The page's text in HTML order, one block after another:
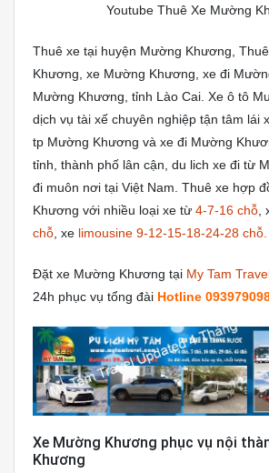
Youtube Thuê Xe Mường
Thuê xe tại huyện Mường Khương,
Khương, xe Mường Khương, xe đi
Mường Khương, tỉnh Lào Cai. Xe ô tô
dịch vụ tài xế chuyên nghiệp tận tâm lái
tp Mường Khương và xe đi Mường
tỉnh, thành phố lân cận, du lich xe đi từ
đi muôn nơi tại Việt Nam. Thuê xe hợp
Khương với nhiều loại xe từ 4-7-16 chỗ
chỗ , xe limousine 9-12-15-18-24-28 chỗ.
Đặt xe Mường Khương tại My Tam
24h phục vụ tổng đài Hotline
Xe Mường Khương phục vụ nội
Khương